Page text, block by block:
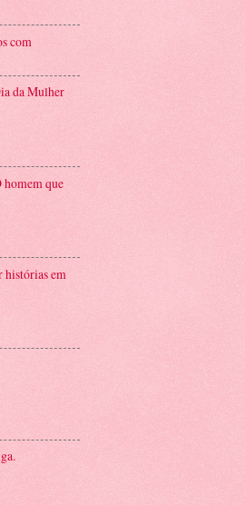
com
da Mulher
homem que
histórias em